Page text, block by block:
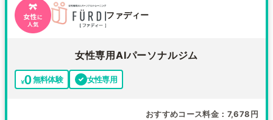
ファディー
女性専用AIパーソナルジム
無料体験 女性専用
おすすめコース料金 7,678円